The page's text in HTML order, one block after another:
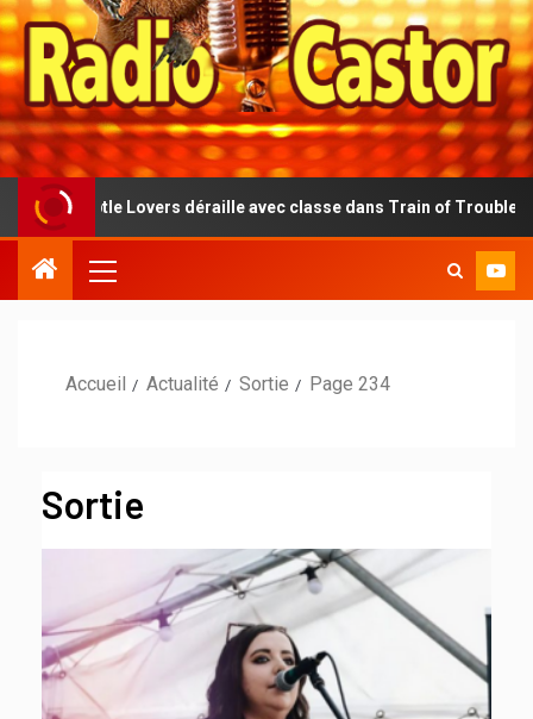
déraille avec classe dans Train of Troubles
Accueil Actualité Sortie Page 234
Sortie